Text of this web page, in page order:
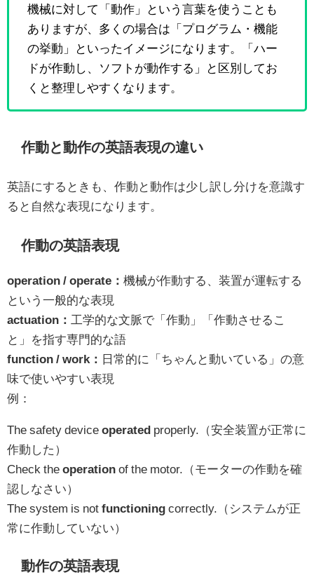
機械に対して「動作」という言葉を使うことも
ありますが、多くの場合は「プログラム・機能
の挙動」といったイメージになります。「ハー
ドが作動し、ソフトが動作する」と区別してお
くと整理しやすくなります。
作動と動作の英語表現の違い
英語にするときも、作動と動作は少し訳し分けを意識す
ると自然な表現になります。
作動の英語表現
operation / operate： 機械が作動する、装置が運転する
という一般的な表現
actuation： 工学的な文脈で「作動」「作動させるこ
と」を指す専門的な語
function / work： 日常的に「ちゃんと動いている」の意
味で使いやすい表現
例：
The safety device operated properly.（安全装置が正常に
作動した）
Check the operation of the motor.（モーターの作動を確
認しなさい）
The system is not functioning correctly.（システムが正
常に作動していない）
動作の英語表現